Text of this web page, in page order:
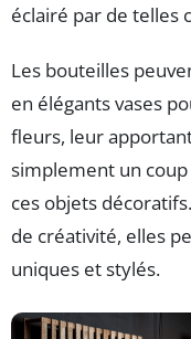
éclairé par de telles
Les bouteilles
en élégants vases
fleurs, leur
simplement un
ces objets
de créativité, elles
uniques et stylés.